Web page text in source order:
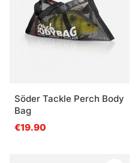
Söder Tackle Perch Body
Bag
€19.90